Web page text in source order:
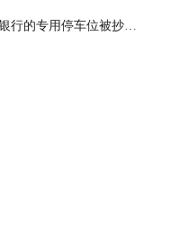
雨湖区机动车停在已关闭银行的专用停车位被抄牌开罚单